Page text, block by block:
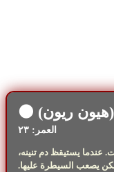
(هيون ريون)
العمر: ٢٣
عندما يستيقظ دم تنينه،
يصعب السيطرة عليها.